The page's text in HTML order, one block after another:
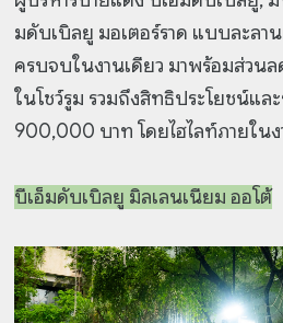
มดับเบิลยู มอเตอร์ราด แบบละลา
ครบจบในงานเดียว มาพร้อมส่วน
ในโชว์รูม รวมถึงสิทธิประโยชน์และ
900,000 บาท โดยไฮไลท์ภายใน
บีเอ็มดับเบิลยู มิลเลนเนียม ออโต้